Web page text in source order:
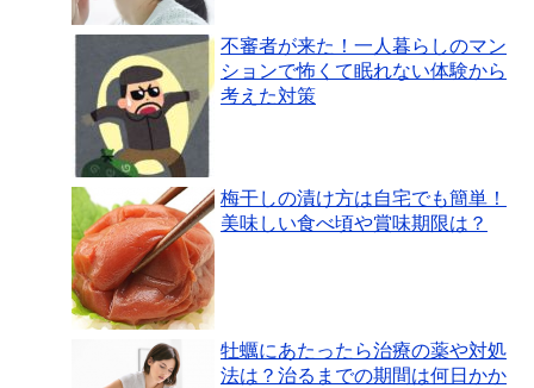
不審者が来た！一人暮らしのマン
ションで怖くて眠れない体験から
考えた対策
梅干しの漬け方は自宅でも簡単！
美味しい食べ頃や賞味期限は？
牡蠣にあたったら治療の薬や対処
法は？治るまでの期間は何日かか